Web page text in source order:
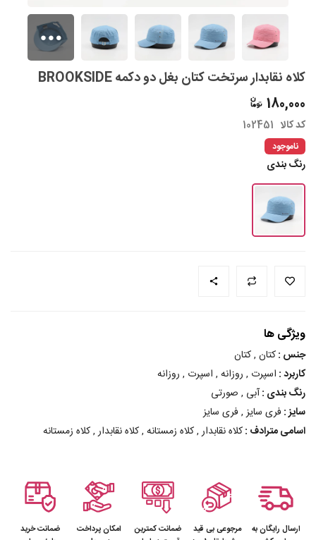
کلاه نقابدار سرتخت کتان بغل دو دکمه BROOKSIDE
180,000
کد کالا 102451
ناموجود
رنگ بندی
ویژگی ها
جنس :کتان , کتان
کاربرد : اسپرت , روزانه , اسپرت , روزانه
رنگ بندی :آبی , صورتی
سایز : فری سایز , فری سایز
اسامی مترادف :کلاه نقابدار , کلاه زمستانه , کلاه نقابدار , کلاه زمستانه
ارسال رایگان به
مرجوعی بی قید
ضمانت کمترین
امکان پرداخت
ضمانت خرید